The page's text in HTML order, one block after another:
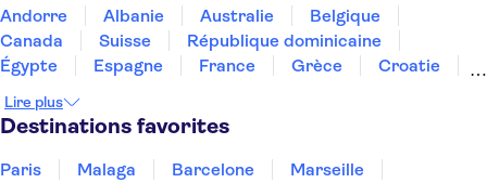
Old Town Édimbourg
L'expérience du whisky écossais Scotch
Madame Tussauds de Londres
Brighton i360
Andorre Albanie Australie
Belgique
Canada
Suisse
République dominicaine
Égypte
Espagne France Grèce
Croatie
Thaïlande
Tunisie
Lire plus
Destinations favorites
Paris Malaga Barcelone
Marseille